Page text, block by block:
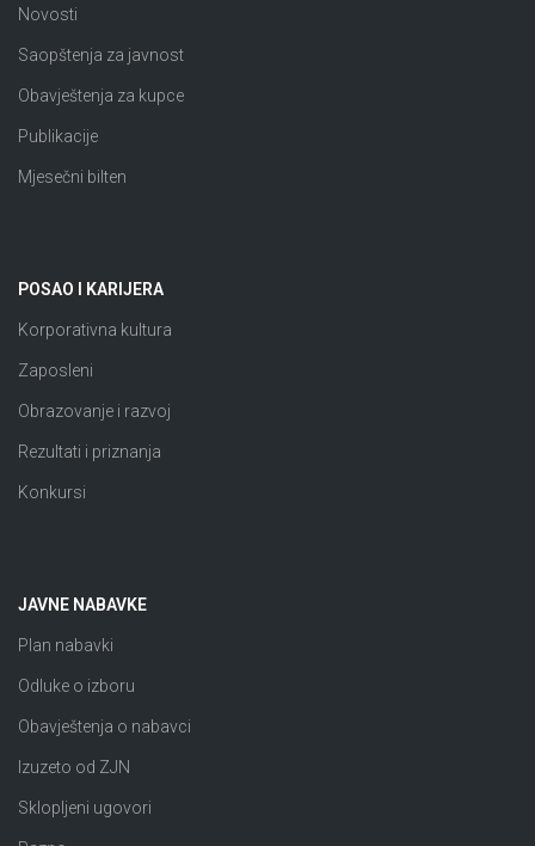
Novosti
Saopštenja za javnost
Obavještenja za kupce
Publikacije
Mjesečni bilten
POSAO I KARIJERA
Korporativna kultura
Zaposleni
Obrazovanje i razvoj
Rezultati i priznanja
Konkursi
JAVNE NABAVKE
Plan nabavki
Odluke o izboru
Obavještenja o nabavci
Izuzeto od ZJN
Sklopljeni ugovori